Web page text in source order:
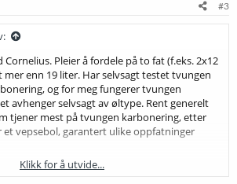
#3
Pleier å fordele på to fat (f.eks. 2x12
mer enn 19 liter. Har selvsagt testet tvungen
og for meg fungerer tvungen
avhenger selvsagt av øltype. Rent generelt
tjener mest på tvungen karbonering, etter
et vepsebol, garantert ulike oppfatninger
Det krever eget tappeutstyr.
Klikk for å utvide...